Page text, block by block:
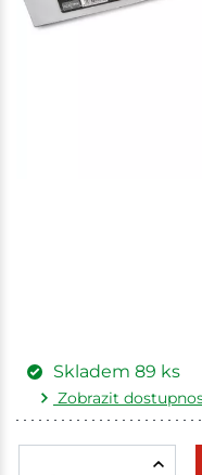
Skladem 89 ks
Zobrazit